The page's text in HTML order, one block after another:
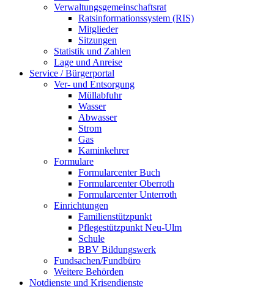
Verwaltungsgemeinschaftsrat
Ratsinformationssystem (RIS)
Mitglieder
Sitzungen
Statistik und Zahlen
Lage und Anreise
Service / Bürgerportal
Ver- und Entsorgung
Müllabfuhr
Wasser
Abwasser
Strom
Gas
Kaminkehrer
Formulare
Formularcenter Buch
Formularcenter Oberroth
Formularcenter Unterroth
Einrichtungen
Familienstützpunkt
Pflegestützpunkt Neu-Ulm
Schule
BBV Bildungswerk
Fundsachen/Fundbüro
Weitere Behörden
Notdienste und Krisendienste